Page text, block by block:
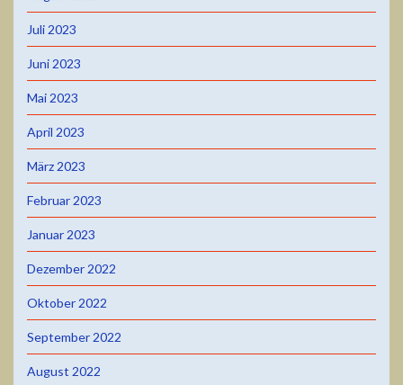
Juli 2023
Juni 2023
Mai 2023
April 2023
März 2023
Februar 2023
Januar 2023
Dezember 2022
Oktober 2022
September 2022
August 2022